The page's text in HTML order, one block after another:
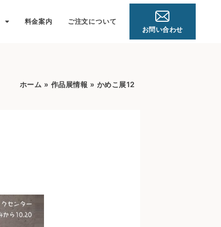
料金案内
ご注文について
お問い合わせ
ホーム » 作品展情報 » かめこ展12